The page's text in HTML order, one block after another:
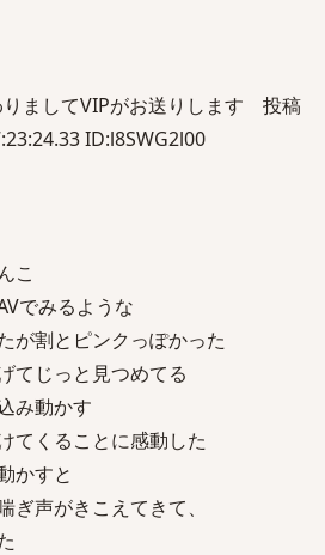
ましてVIPがお送りします 投稿
ID:l8SWG2l00
こ
でみるような
が割とピンクっぽかった
てじっと見つめてる
み動かす
てくることに感動した
かすと
声がきこえてきて、